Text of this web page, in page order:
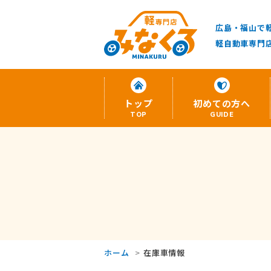
広島・福山で
軽自動車専門
トップ
TOP
初めての方へ
GUIDE
ホーム 在庫車情報